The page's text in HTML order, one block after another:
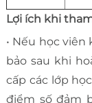
Lợi ích khi
• Nếu học
bảo sau khi
cấp các lớp
điểm số đảm